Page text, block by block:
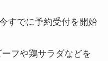
すでに予約受付を開始
フや鶏サラダなどを